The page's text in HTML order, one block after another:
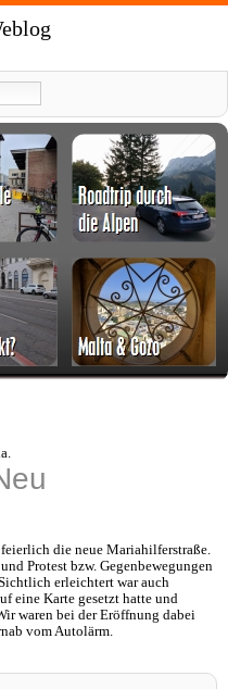
die neue Mariahilferstraße.
Protest bzw. Gegenbewegungen
erleichtert war auch
eine Karte gesetzt hatte und
waren bei der Eröffnung dabei
vom Autolärm.